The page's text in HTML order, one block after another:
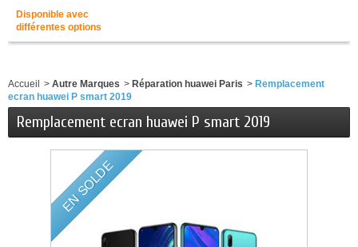
Disponible avec
différentes options
Accueil > Autre Marques > Réparation huawei Paris > Remplacement
ecran huawei P smart 2019
Remplacement ecran huawei P smart 2019
EN SOLDE